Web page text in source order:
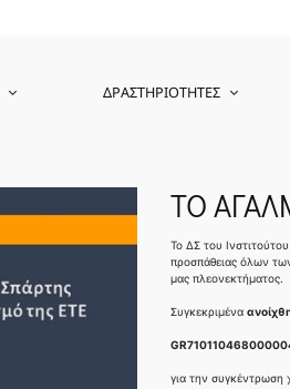
ΔΡΑΣΤΗΡΙΌΤΗΤΕΣ
ΤΟ
Το ΔΣ του
προσπάθειας όλων
μας πλεονεκτήματος.
Συγκεκριμένα
για την συγκέντρωση